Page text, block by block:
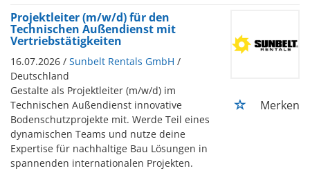
Projektleiter (m/w/d) für den
Technischen Außendienst mit
Vertriebstätigkeiten
16.07.2026 / Sunbelt Rentals GmbH /
Deutschland
Gestalte als Projektleiter (m/w/d) im
Technischen Außendienst innovative
Bodenschutzprojekte mit. Werde Teil eines
dynamischen Teams und nutze deine
Expertise für nachhaltige Bau Lösungen in
spannenden internationalen Projekten.
Merken